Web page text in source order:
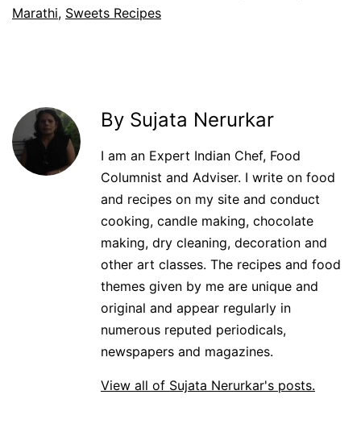
Marathi, Sweets Recipes
By Sujata Nerurkar
I am an Expert Indian Chef, Food
Columnist and Adviser. I write on food
and recipes on my site and conduct
cooking, candle making, chocolate
making, dry cleaning, decoration and
other art classes. The recipes and food
themes given by me are unique and
original and appear regularly in
numerous reputed periodicals,
newspapers and magazines.
View all of Sujata Nerurkar's posts.